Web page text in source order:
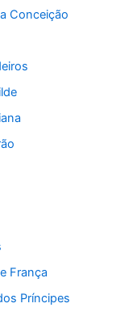
Conceição
França
Príncipes